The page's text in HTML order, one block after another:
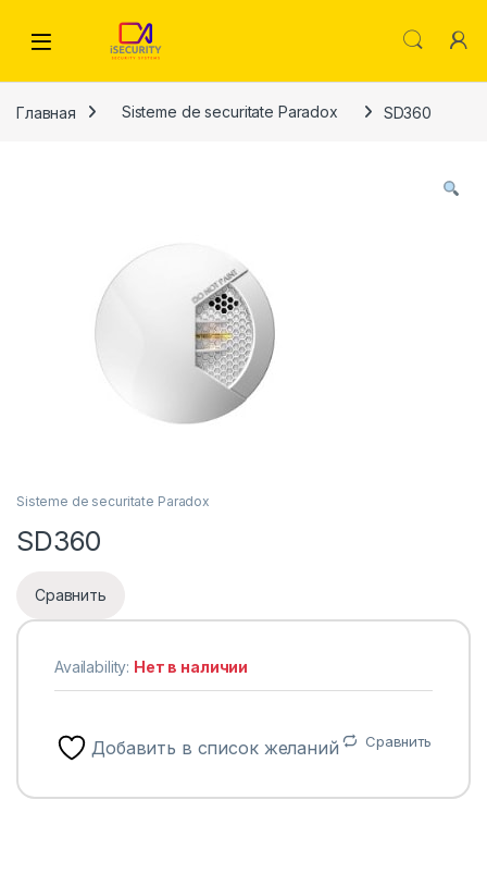
Главная Sisteme de securitate Paradox SD360
Sisteme de securitate Paradox
SD360
Сравнить
Availability: Нет в наличии
Добавить в список желаний Сравнить